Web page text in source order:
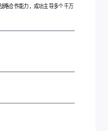
略合作能力，成功主导多个千万